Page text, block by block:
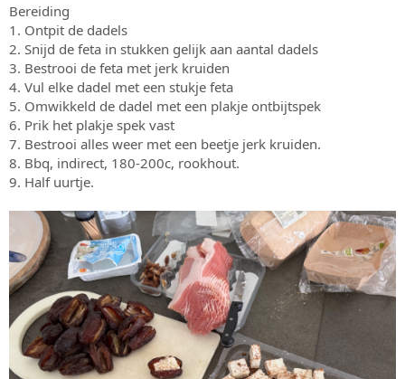
Bereiding
1. Ontpit de dadels
2. Snijd de feta in stukken gelijk aan aantal dadels
3. Bestrooi de feta met jerk kruiden
4. Vul elke dadel met een stukje feta
5. Omwikkeld de dadel met een plakje ontbijtspek
6. Prik het plakje spek vast
7. Bestrooi alles weer met een beetje jerk kruiden.
8. Bbq, indirect, 180-200c, rookhout.
9. Half uurtje.